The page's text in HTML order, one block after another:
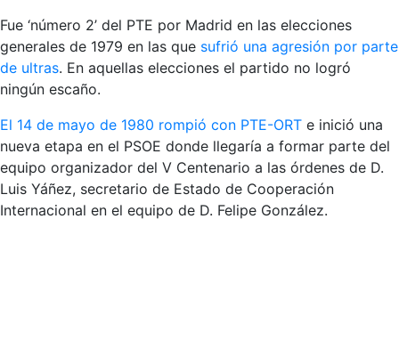
Fue ‘número 2’ del PTE por Madrid en las elecciones
generales de 1979 en las que sufrió una agresión por parte
de ultras. En aquellas elecciones el partido no logró
ningún escaño.
El 14 de mayo de 1980 rompió con PTE-ORT e inició una
nueva etapa en el PSOE donde llegaría a formar parte del
equipo organizador del V Centenario a las órdenes de D.
Luis Yáñez, secretario de Estado de Cooperación
Internacional en el equipo de D. Felipe González.